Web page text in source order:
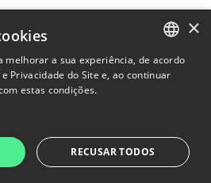
IBOV 172.513 -1,73%
Termos de uso
PORTUGUESE
×
melhorar a sua experiência, de acordo
Privacidade do Site e, ao continuar
estas condições.
RECUSAR TODOS